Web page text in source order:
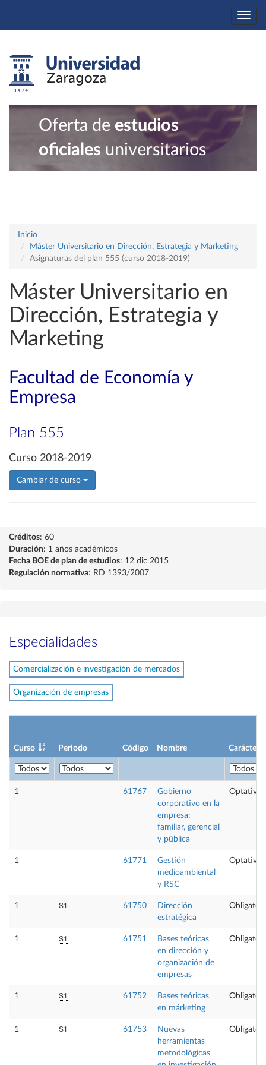
Oferta de estudios
oficiales universitarios
Inicio
Máster Universitario en Dirección, Estrategia y Marketing
Asignaturas del plan 555 (curso 2018-2019)
Máster Universitario en
Dirección, Estrategia y
Marketing
Facultad de Economía y
Empresa
Plan 555
Curso 2018-2019
Cambiar de curso
Créditos: 60
Duración: 1 años académicos
Fecha BOE de plan de estudios: 12 dic 2015
Regulación normativa: RD 1393/2007
Especialidades
Comercialización e investigación de mercados
Organización de empresas
Curso Periodo Código Nombre Carácter
1 61767
Gobierno
corporativo en la
empresa:
familiar, gerencial
y pública
Optativa
1 61771
Gestión
medioambiental
y RSC
Optativa
1 S1 61750
Dirección
estratégica
1 S1 61751
Bases teóricas
en dirección y
organización de
empresas
1 S1 61752
Bases teóricas
en márketing
1 S1 61753
Nuevas
herramientas
metodológicas